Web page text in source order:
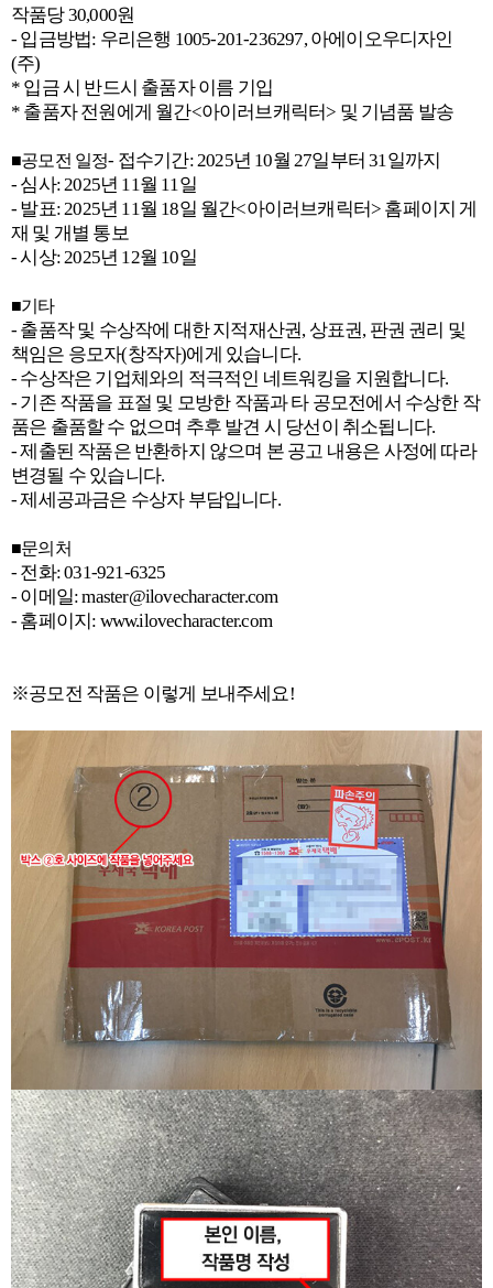
작품당 30,000원
- 입금방법: 우리은행 1005-201-236297, 아에이오우디자인
(주)
* 입금 시 반드시 출품자 이름 기입
* 출품자 전원에게 월간<아이러브캐릭터> 및 기념품 발송
■공모전 일정- 접수기간: 2025년 10월 27일부터 31일까지
- 심사: 2025년 11월 11일
- 발표: 2025년 11월 18일 월간<아이러브캐릭터> 홈페이지 게
재 및 개별 통보
- 시상: 2025년 12월 10일
■기타
- 출품작 및 수상작에 대한 지적재산권, 상표권, 판권 권리 및
책임은 응모자(창작자)에게 있습니다.
- 수상작은 기업체와의 적극적인 네트워킹을 지원합니다.
- 기존 작품을 표절 및 모방한 작품과 타 공모전에서 수상한 작
품은 출품할 수 없으며 추후 발견 시 당선이 취소됩니다.
- 제출된 작품은 반환하지 않으며 본 공고 내용은 사정에 따라
변경될 수 있습니다.
- 제세공과금은 수상자 부담입니다.
■문의처
- 전화: 031-921-6325
- 이메일: master@ilovecharacter.com
- 홈페이지: www.ilovecharacter.com
※공모전 작품은 이렇게 보내주세요!